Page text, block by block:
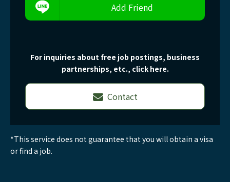
Add Friend
For inquiries about free job postings, business
partnerships, etc., click here.
Contact
*This service does not guarantee that you will obtain a visa
or find a job.